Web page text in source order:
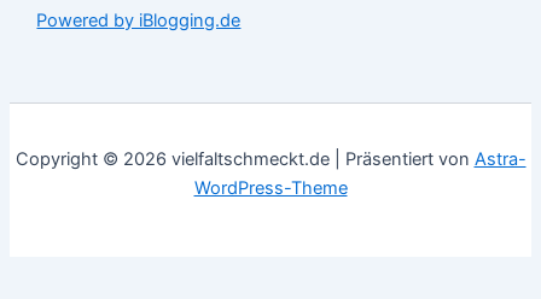
Powered by iBlogging.de
Copyright © 2026 vielfaltschmeckt.de | Präsentiert von Astra-
WordPress-Theme